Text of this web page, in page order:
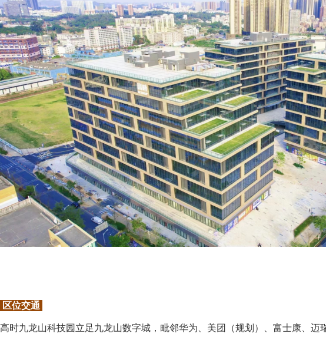
区位交通
高时九龙山科技园立足九龙山数字城，毗邻华为、美团（规划）、富士康、